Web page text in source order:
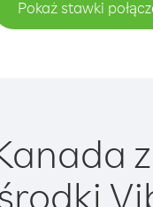
Pokaż stawki